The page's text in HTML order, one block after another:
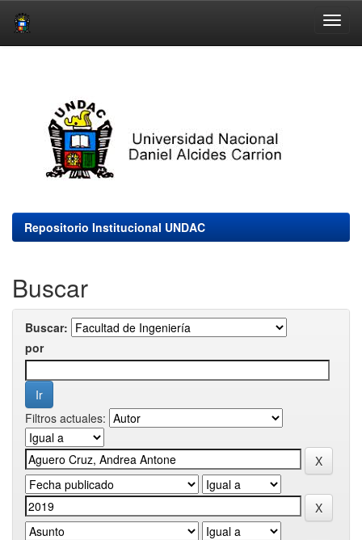
Repositorio Institucional UNDAC
Buscar
Buscar:
por
Filtros actuales: